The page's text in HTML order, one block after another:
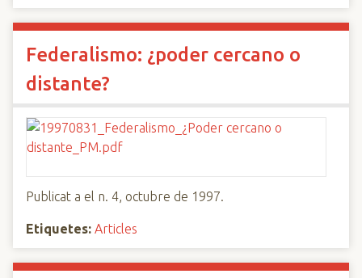
Federalismo: ¿poder cercano o
distante?
Publicat a el n. 4, octubre de 1997.
Etiquetes: Articles